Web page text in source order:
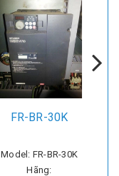
FR-BR-30K
Model: FR-BR-30K
Hãng: